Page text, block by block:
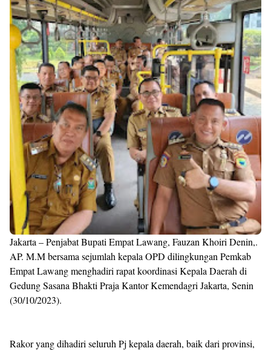
Jakarta – Penjabat Bupati Empat Lawang, Fauzan Khoiri Denin,.
AP. M.M bersama sejumlah kepala OPD dilingkungan Pemkab
Empat Lawang menghadiri rapat koordinasi Kepala Daerah di
Gedung Sasana Bhakti Praja Kantor Kemendagri Jakarta, Senin
(30/10/2023).
Rakor yang dihadiri seluruh Pj kepala daerah, baik dari provinsi,